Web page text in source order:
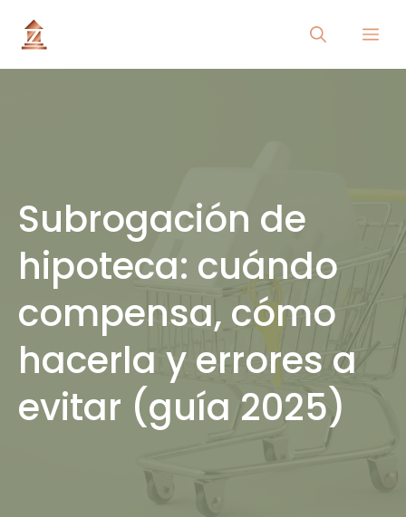
Subrogación de
hipoteca: cuándo
compensa, cómo
hacerla y errores a
evitar (guía 2025)